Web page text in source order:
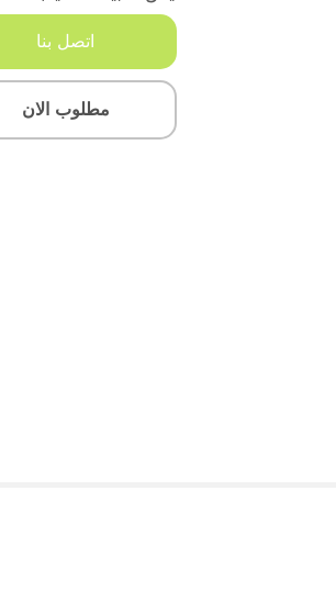
اتصل بنا
مطلوب الان